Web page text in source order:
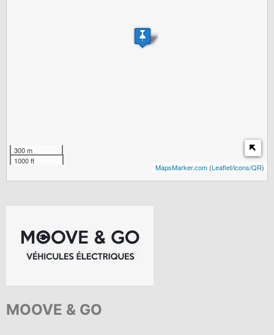
300 m
1000 ft
MapsMarker.com (Leaflet/icons/QR)
MOOVE & GO